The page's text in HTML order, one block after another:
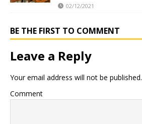
02/12/2021
BE THE FIRST TO COMMENT
Leave a Reply
Your email address will not be published.
Comment